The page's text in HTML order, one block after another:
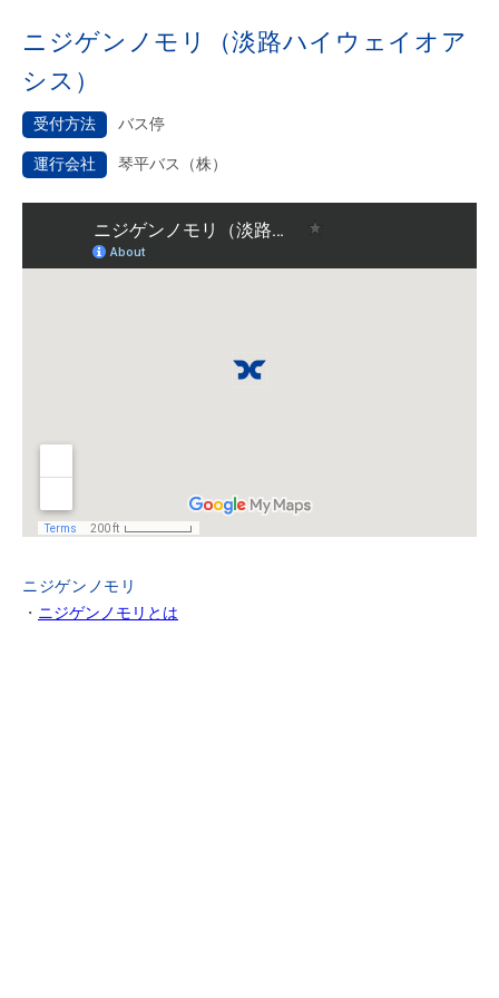
ニジゲンノモリ（淡路ハイウェイオア
シス）
受付方法 バス停
運行会社 琴平バス（株）
ニジゲンノモリ
・ ニジゲンノモリとは